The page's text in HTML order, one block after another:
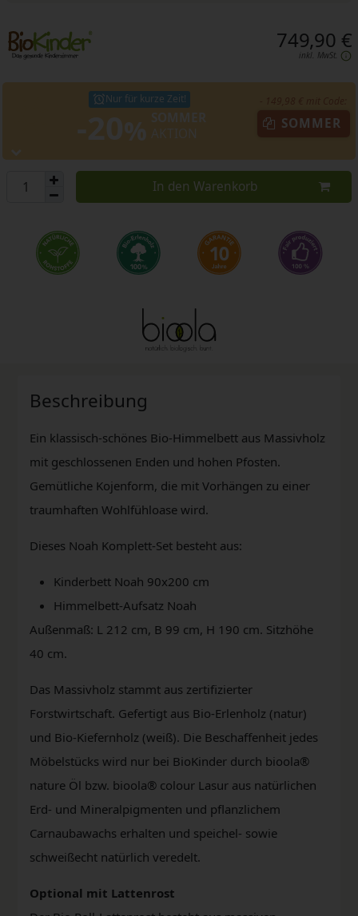
749,90 €
inkl. MwSt.
Nur für kurze Zeit!
SOMMER
In den Warenkorb
Beschreibung
Ein klassisch-schönes Bio-Himmelbett aus Massivholz
mit geschlossenen Enden und hohen Pfosten.
Gemütliche Kojenform, die mit Vorhängen zu einer
traumhaften Wohlfühloase wird.
Dieses Noah Komplett-Set besteht aus:
Kinderbett Noah 90x200 cm
Himmelbett-Aufsatz Noah
Außenmaß: L 212 cm, B 99 cm, H 190 cm. Sitzhöhe
40 cm.
Das Massivholz stammt aus zertifizierter
Forstwirtschaft. Gefertigt aus Bio-Erlenholz (natur)
und Bio-Kiefernholz (weiß). Die Beschaffenheit jedes
Möbelstücks wird nur bei BioKinder durch bioola®
nature Öl bzw. bioola® colour Lasur aus natürlichen
Erd- und Mineralpigmenten und pflanzlichem
Carnaubawachs erhalten und speichel- sowie
schweißecht natürlich veredelt.
Optional mit Lattenrost